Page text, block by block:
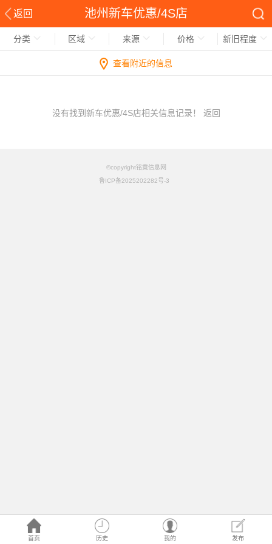
返回 池州新车优惠/4S店
首页 历史 我的 发布
分类 区域 来源 价格 新旧程度
查看附近的信息
没有找到新车优惠/4S店相关信息记录！ 返回
©copyright铭竟信息网
鲁ICP备2025202282号-3